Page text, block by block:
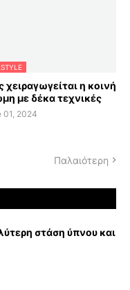
χειραγωγείται η κοινή
με δέκα τεχνικές
01, 2024
Παλαιότερη
στάση ύπνου και